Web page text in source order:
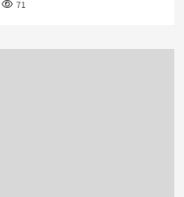
71